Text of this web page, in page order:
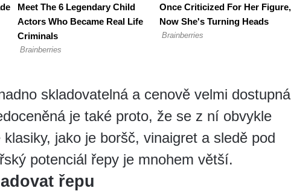
skladovatelná a cenově velmi dostupná
je také proto, že se z ní obvykle
jako je boršč, vinaigret a sledě pod
potenciál řepy je mnohem větší.
řepu